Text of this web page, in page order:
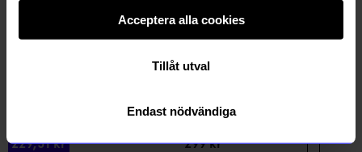
Acceptera alla cookies
Tillåt utval
Endast nödvändiga
229,51kr
Created By Designtorget
299kr